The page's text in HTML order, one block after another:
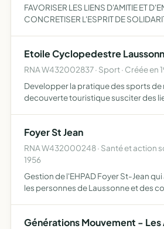
FAVORISER LES LIENS D'AMITIE ET
CONCRETISER L'ESPRIT DE
COMPETENCES DE CHACUN EN VUE
Etoile Cyclopedestre
RNA W432002837 · Sport · Créée en
Developper la pratique des sports de
decouverte touristique susciter des
Foyer St Jean
RNA W432000248 · Santé et action
1956
Gestion de l'EHPAD Foyer St-Jean
les personnes de Laussonne et des
Générations Mouvement - Les